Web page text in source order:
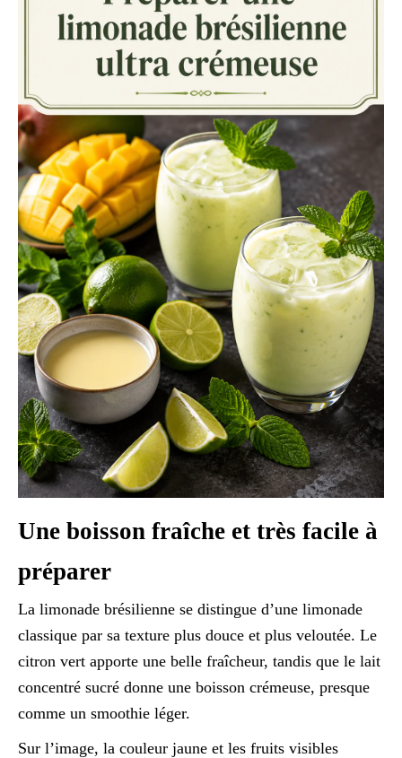
Une boisson fraîche et très facile à
préparer
La limonade brésilienne se distingue d’une limonade
classique par sa texture plus douce et plus veloutée. Le
citron vert apporte une belle fraîcheur, tandis que le lait
concentré sucré donne une boisson crémeuse, presque
comme un smoothie léger.
Sur l’image, la couleur jaune et les fruits visibles